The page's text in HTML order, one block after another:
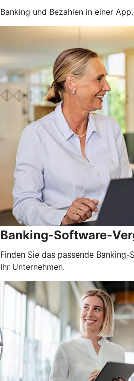
Banking und Bezahlen in einer
Banking-Software-
Finden Sie das passende
Ihr Unternehmen.